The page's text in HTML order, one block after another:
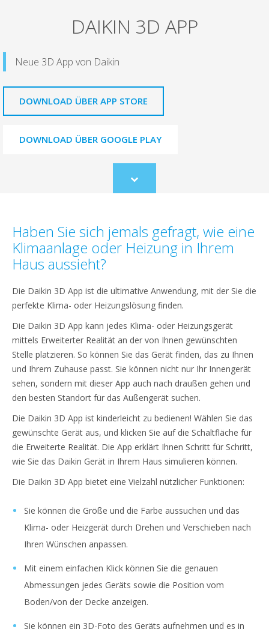
DAIKIN 3D APP
Neue 3D App von Daikin
DOWNLOAD ÜBER APP STORE
DOWNLOAD ÜBER GOOGLE PLAY
Scroll
to
Haben Sie sich jemals gefragt, wie eine
Klimaanlage oder Heizung in Ihrem
Haus aussieht?
Die Daikin 3D App ist die ultimative Anwendung, mit der Sie die
perfekte Klima- oder Heizungslösung finden.
Die Daikin 3D App kann jedes Klima- oder Heizungsgerät
mittels Erweiterter Realität an der von Ihnen gewünschten
Stelle platzieren. So können Sie das Gerät finden, das zu Ihnen
und Ihrem Zuhause passt. Sie können nicht nur Ihr Innengerät
sehen, sondern mit dieser App auch nach draußen gehen und
den besten Standort für das Außengerät suchen.
Die Daikin 3D App ist kinderleicht zu bedienen! Wählen Sie das
gewünschte Gerät aus, und klicken Sie auf die Schaltfläche für
die Erweiterte Realität. Die App erklärt Ihnen Schritt für Schritt,
wie Sie das Daikin Gerät in Ihrem Haus simulieren können.
Die Daikin 3D App bietet eine Vielzahl nützlicher Funktionen:
Sie können die Größe und die Farbe aussuchen und das
Klima- oder Heizgerät durch Drehen und Verschieben nach
Ihren Wünschen anpassen.
Mit einem einfachen Klick können Sie die genauen
Abmessungen jedes Geräts sowie die Position vom
Boden/von der Decke anzeigen.
Sie können ein 3D-Foto des Geräts aufnehmen und es in